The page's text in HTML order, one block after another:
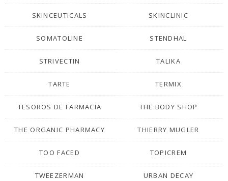
SKINCEUTICALS SKINCLINIC
SOMATOLINE STENDHAL
STRIVECTIN TALIKA
TARTE TERMIX
TESOROS DE FARMACIA THE BODY SHOP
THE ORGANIC PHARMACY THIERRY MUGLER
TOO FACED TOPICREM
TWEEZERMAN URBAN DECAY